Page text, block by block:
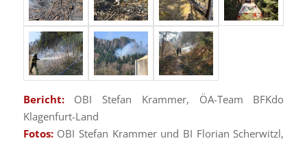
Bericht:OBI Stefan Krammer, ÖA-Team BFKdo
Klagenfurt-Land
Fotos:OBI Stefan Krammer und BI Florian Scherwitzl,